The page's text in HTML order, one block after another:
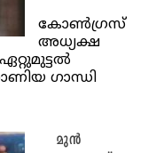
കോണ്‍ഗ്രസ്
അധ്യക്ഷ
ഗാന്ധി
മുൻ